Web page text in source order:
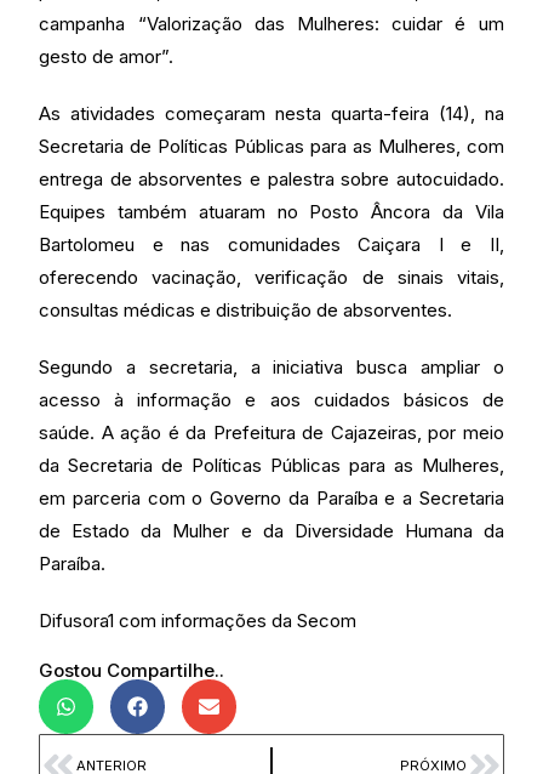
campanha “Valorização das Mulheres: cuidar é um
gesto de amor”.
As atividades começaram nesta quarta-feira (14), na
Secretaria de Políticas Públicas para as Mulheres, com
entrega de absorventes e palestra sobre autocuidado.
Equipes também atuaram no Posto Âncora da Vila
Bartolomeu e nas comunidades Caiçara I e II,
oferecendo vacinação, verificação de sinais vitais,
consultas médicas e distribuição de absorventes.
Segundo a secretaria, a iniciativa busca ampliar o
acesso à informação e aos cuidados básicos de
saúde. A ação é da Prefeitura de Cajazeiras, por meio
da Secretaria de Políticas Públicas para as Mulheres,
em parceria com o Governo da Paraíba e a Secretaria
de Estado da Mulher e da Diversidade Humana da
Paraíba.
Difusora1 com informações da Secom
Gostou Compartilhe..
ANTERIOR PRÓXIMO